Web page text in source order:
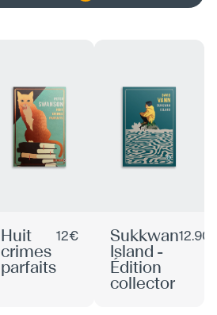
Huit
crimes
parfaits
12€
Sukkwan
Island -
Édition
collector